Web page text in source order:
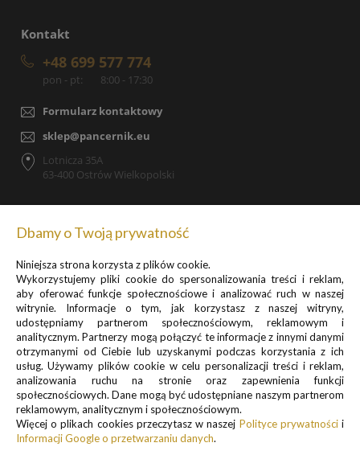
Kontakt
+48 699 577 774
pon - pt: 8:00 - 17:30
Formularz kontaktowy
sklep@pancernik.eu
Lotnicza 35A
63-400 Ostrów Wielkopolski
Zapisz się do newslettera, by otrzymywać informacje o
promocjach i nowościach
Informacje o przetwarzaniu danych osobowych znajdują się w pkt.
1 i 3
Polityki prywatności
.
Dbamy o Twoją prywatność
Niniejsza strona korzysta z plików cookie.
Wykorzystujemy pliki cookie do spersonalizowania treści i reklam,
aby oferować funkcje społecznościowe i analizować ruch w naszej
witrynie. Informacje o tym, jak korzystasz z naszej witryny,
udostępniamy partnerom społecznościowym, reklamowym i
analitycznym. Partnerzy mogą połączyć te informacje z innymi danymi
otrzymanymi od Ciebie lub uzyskanymi podczas korzystania z ich
usług. Używamy plików cookie w celu personalizacji treści i reklam,
analizowania ruchu na stronie oraz zapewnienia funkcji
społecznościowych. Dane mogą być udostępniane naszym partnerom
reklamowym, analitycznym i społecznościowym.
Więcej o plikach cookies przeczytasz w naszej Polityce prywatnościi
Informacji Google o przetwarzaniu danych.